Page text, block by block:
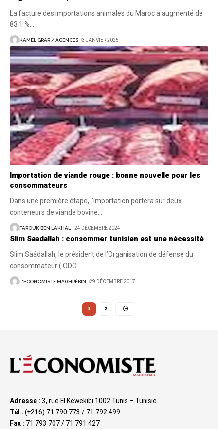
La facture des importations animales du Maroc a augmenté de
83,1 %…
KAMEL GRAR / AGENCES 3 JANVIER 2025
Importation de viande rouge : bonne nouvelle pour les
consommateurs
Dans une première étape, l'importation portera sur deux
conteneurs de viande bovine
FAROUK BEN LAKHAL 24 DÉCEMBRE 2024
Slim Saadallah : consommer tunisien est une nécessité
Slim Saâdallah, le président de l’Organisation de défense du
consommateur ( ODC
L'ECONOMISTE MAGHRÉBIN 29 DÉCEMBRE 2017
1 2
Adresse : 3, rue El Kewekibi 1002 Tunis – Tunisie
Tél : (+216) 71 790 773 / 71 792 499
Fax : 71 793 707 / 71 791 427